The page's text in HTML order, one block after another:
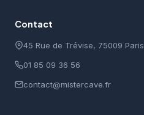
Contact
45 Rue de Trévise, 75009 Paris
01 85 09 36 56
contact@mistercave.fr